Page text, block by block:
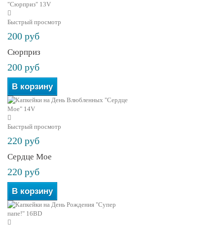
Быстрый просмотр
200 руб
Сюрприз
200 руб
В корзину
Быстрый просмотр
220 руб
Сердце Мое
220 руб
В корзину